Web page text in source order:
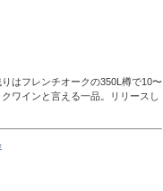
はフレンチオークの350L樽で10〜
ワインと言える一品。リリースし